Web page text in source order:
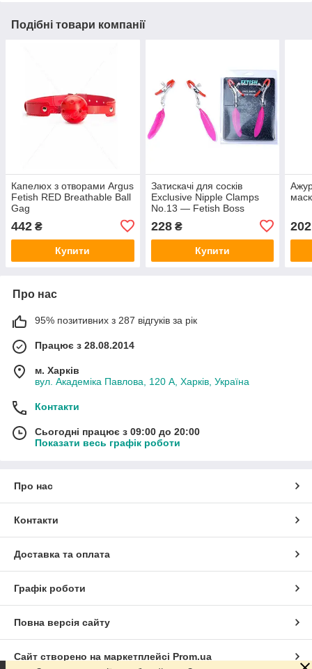
Подібні товари компанії
Капелюх з отворами Argus
Fetish RED Breathable Ball
Gag
442 ₴
Купити
Затискачі для сосків
Exclusive Nipple Clamps
No.13 — Fetish Boss
228₴
Купити
202
Про нас
95% позитивних з 287 відгуків за рік
Працює з 28.08.2014
м. Харків
вул. Академіка Павлова, 120 А, Харків, Україна
Контакти
Сьогодні працює з 09:00 до 20:00
Показати весь графік роботи
Про нас
Контакти
Доставка та оплата
Графік роботи
Повна версія сайту
Сайт створено на маркетплейсі Prom.ua